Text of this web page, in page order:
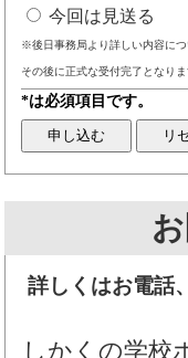
今回は見送る
※後日事務局より詳しい内容につ
その後に正式な受付完了となり
*は必須項目です。
詳しくはお電話
しかくの学